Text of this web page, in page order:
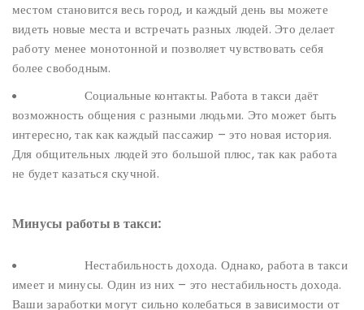
местом становится весь город, и каждый день вы можете
видеть новые места и встречать разных людей. Это делает
работу менее монотонной и позволяет чувствовать себя
более свободным.
Социальные контакты. Работа в такси даёт
возможность общения с разными людьми. Это может быть
интересно, так как каждый пассажир – это новая история.
Для общительных людей это большой плюс, так как работа
не будет казаться скучной.
Минусы работы в такси:
Нестабильность дохода. Однако, работа в такси
имеет и минусы. Один из них – это нестабильность дохода.
Ваши заработки могут сильно колебаться в зависимости от